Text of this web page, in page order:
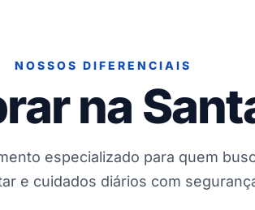
NOSSOS DIFERENCIAIS
na
especializado para quem
e cuidados diários com